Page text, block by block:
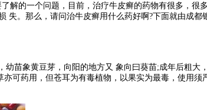
的一个问题，目前，治疗牛皮癣的药物有很多，很
失。那么，请问治牛皮癣用什么药好啊?下面就由成都
苗象黄豆芽，向阳的地方又 象向曰葵苗;成年后粗大
可药用，但苍耳为有毒植物，以果实为最毒，使用须